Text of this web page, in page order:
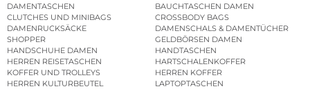
DAMENTASCHEN
BAUCHTASCHEN DAMEN
CLUTCHES UND MINIBAGS
CROSSBODY BAGS
DAMENRUCKSÄCKE
DAMENSCHALS & DAMENTÜCHER
SHOPPER
GELDBÖRSEN DAMEN
HANDSCHUHE DAMEN
HANDTASCHEN
HERREN REISETASCHEN
HARTSCHALENKOFFER
KOFFER UND TROLLEYS
HERREN KOFFER
HERREN KULTURBEUTEL
LAPTOPTASCHEN